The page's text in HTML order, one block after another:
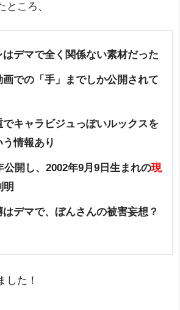
ところ、
デマで全く関係ない素材だった
での「手」までしか公開されて
でキャラビジュっぽいルックスを
情報あり
公開し、2002年9月9日生まれの現
明
デマで、ぼんさんの被害妄想？
した！